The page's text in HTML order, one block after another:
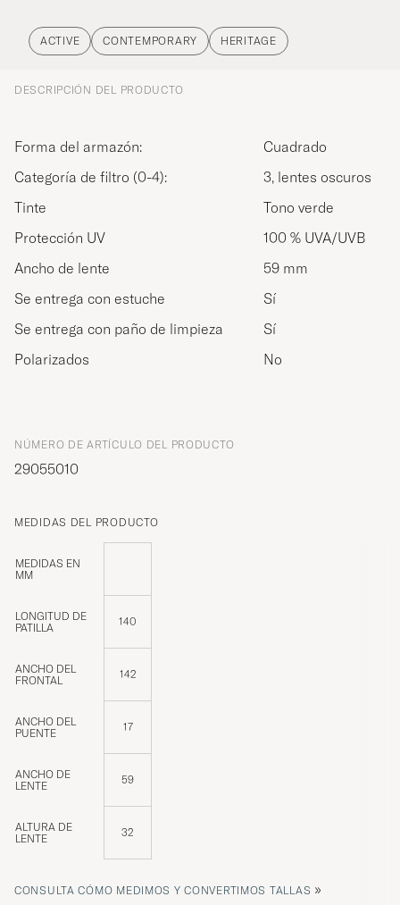
ACTIVE CONTEMPORARY HERITAGE
DESCRIPCIÓN DEL PRODUCTO
Forma del armazón:
Cuadrado
Categoría de filtro (0-4):
3, lentes oscuros
Tinte
Tono verde
Protección UV
100 % UVA/UVB
Ancho de lente
59 mm
Se entrega con estuche
Sí
Se entrega con paño de limpieza
Sí
Polarizados
No
NÚMERO DE ARTÍCULO DEL PRODUCTO
29055010
MEDIDAS DEL PRODUCTO
MEDIDAS EN
MM
LONGITUD DE
PATILLA
140
ANCHO DEL
FRONTAL
142
ANCHO DEL
PUENTE
17
ANCHO DE
LENTE
59
ALTURA DE
LENTE
32
CONSULTA CÓMO MEDIMOS Y CONVERTIMOS TALLAS »